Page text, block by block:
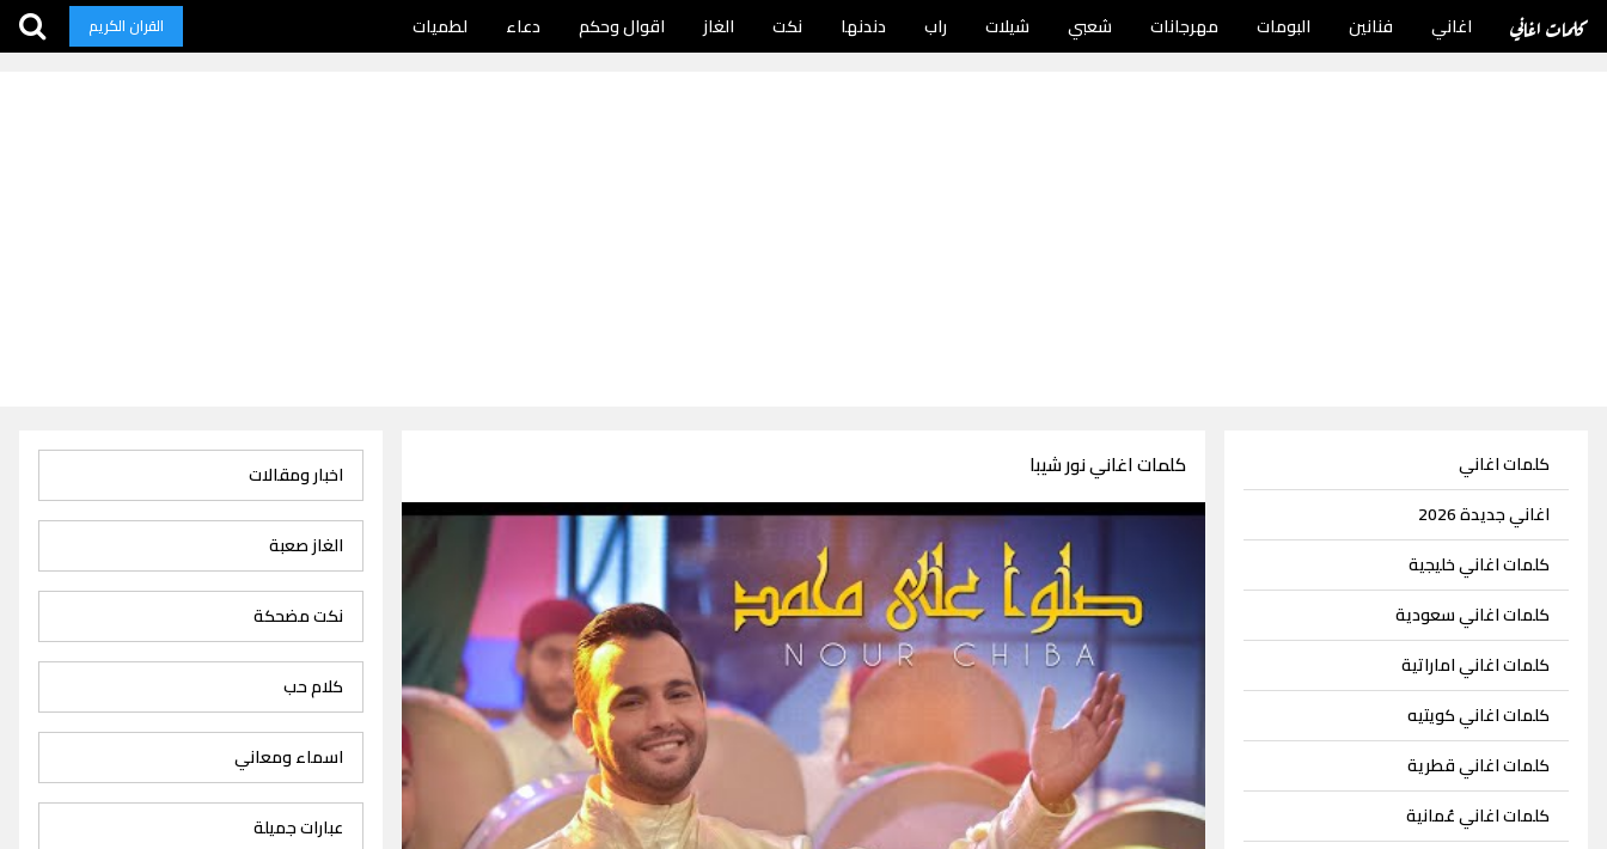
كلمات اغاني اغاني فنانين البومات مهرجانات شعبي شيلات راب دندنها نكت الغاز اقوال وحكم دعاء لطميات القران الكريم
كلمات اغاني
اغاني جديدة 2026
كلمات اغاني خليجية
كلمات اغاني سعودية
كلمات اغاني اماراتية
كلمات اغاني كويتيه
كلمات اغاني قطرية
كلمات اغاني عُمانية
كلمات اغاني نور شيبا اخبار ومقالات
الغاز صعبة
نكت مضحكة
كلام حب
اسماء ومعاني
عبارات جميلة